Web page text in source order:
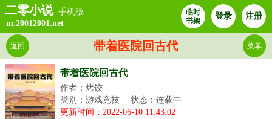
二零小说 手机版
m.20012001.net
临时
书架
登录 注册
带着医院回古代
返回 菜单
带着医院回古代
作者：烤饺
类别：游戏竞技
状态：连载中
更新时间：2022-06-10 11:43:02